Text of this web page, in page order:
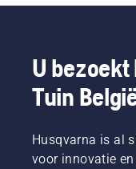
U bezoekt
Tuin
Husqvarna is al
voor innovatie